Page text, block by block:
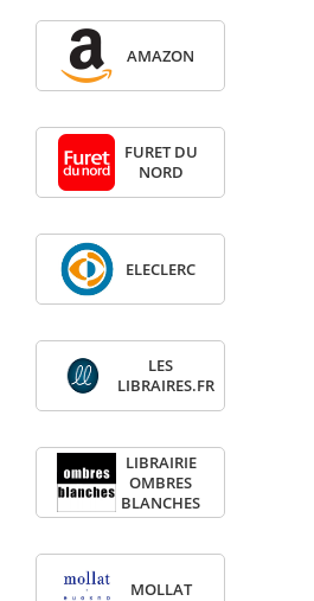
AMAZON
FURET DU
NORD
ELECLERC
LES
LIBRAIRES.FR
LIBRAIRIE
OMBRES
BLANCHES
MOLLAT